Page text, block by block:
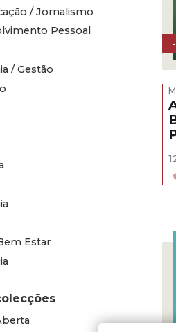
/ Jornalismo
Pessoal
/ Gestão
Estar